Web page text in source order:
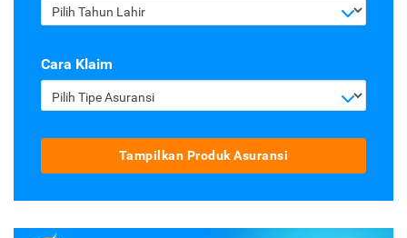
Pilih Tahun Lahir
Cara Klaim
Pilih Tipe Asuransi
Tampilkan Produk Asuransi